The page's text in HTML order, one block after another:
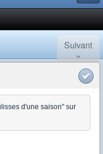
Suivant
»
d'une saison" sur